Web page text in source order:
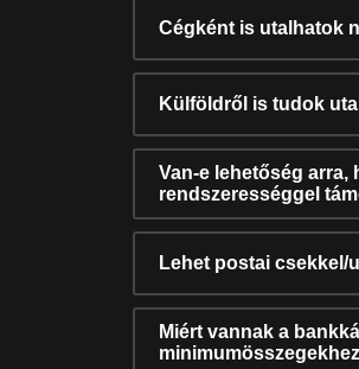
Cégként is utalhatok
Külföldről is tudok
Van-e lehetőség
rendszerességgel
Lehet postai csekkel/
Miért vannak a